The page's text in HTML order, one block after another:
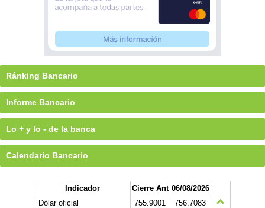
Ránking Bancario
Informe Bancario
Lo + y lo - de la banca
Calendario Bancario
Indicador Cierre Ant 06/08/2026
Dólar oficial
755.9001
756.7083